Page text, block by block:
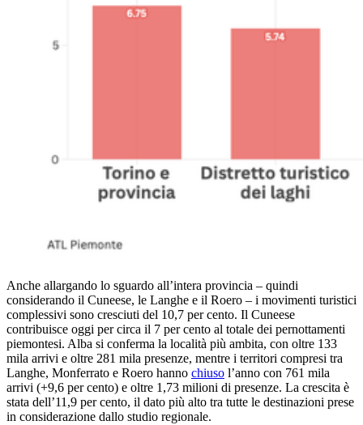
Anche allargando lo sguardo all’intera provincia – quindi
considerando il Cuneese, le Langhe e il Roero – i movimenti turistici
complessivi sono cresciuti del 10,7 per cento. Il Cuneese
contribuisce oggi per circa il 7 per cento al totale dei pernottamenti
piemontesi. Alba si conferma la località più ambita, con oltre 133
mila arrivi e oltre 281 mila presenze, mentre i territori compresi tra
Langhe, Monferrato e Roero hanno chiuso l’anno con 761 mila
arrivi (+9,6 per cento) e oltre 1,73 milioni di presenze. La crescita è
stata dell’11,9 per cento, il dato più alto tra tutte le destinazioni prese
in considerazione dallo studio regionale.